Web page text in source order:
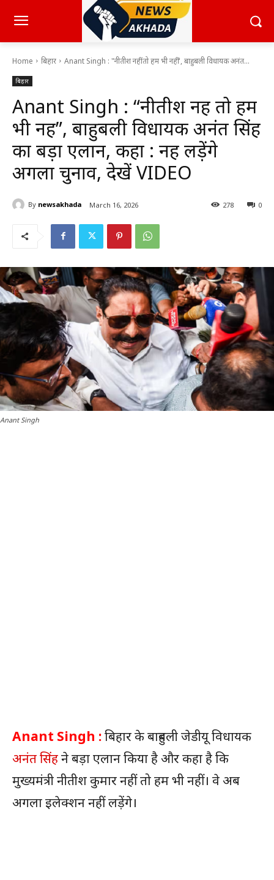
Home बिहार Anant Singh : "नीतीश नहीं तो हम भी नहीं", बाहुबली विधायक अनंत...
बिहार
Anant Singh : “नीतीश नहीं तो हम
भी नहीं”, बाहुबली विधायक अनंत सिंह
का बड़ा एलान, कहा : नहीं लड़ेंगे
अगला चुनाव, देखें VIDEO
By newsakhada March 16, 2026 0
278
Anant Singh
Anant Singh :बिहार के बाहुबली जेडीयू विधायक
अनंत सिंहने बड़ा एलान किया है और कहा है कि
मुख्यमंत्री नीतीश कुमार नहीं तो हम भी नहीं। वे अब
अगला इलेक्शन नहीं लड़ेंगे।